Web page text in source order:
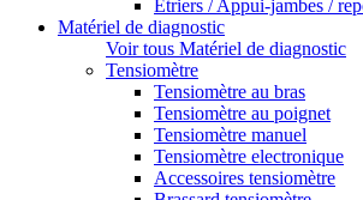
Etriers / Appui-jambes /
Matériel de diagnostic
Voir tous Matériel de diagnostic
Tensiomètre
Tensiomètre au bras
Tensiomètre au poignet
Tensiomètre manuel
Tensiomètre electronique
Accessoires tensiomètre